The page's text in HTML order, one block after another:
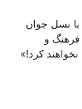
نسل جوان
فرهنگ و
کرد!»